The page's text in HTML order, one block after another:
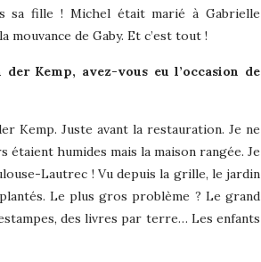
sa fille ! Michel était marié à Gabrielle
mouvance de Gaby. Et c’est tout !
Kemp, avez-vous eu l’occasion de
Kemp. Juste avant la restauration. Je ne
étaient humides mais la maison rangée. Je
Lautrec ! Vu depuis la grille, le jardin
Le plus gros problème ? Le grand
des livres par terre… Les enfants